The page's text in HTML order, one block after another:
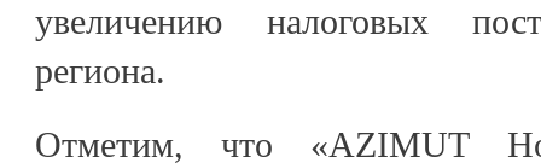
увеличению налоговых
региона.
Отметим, что «AZIMUT